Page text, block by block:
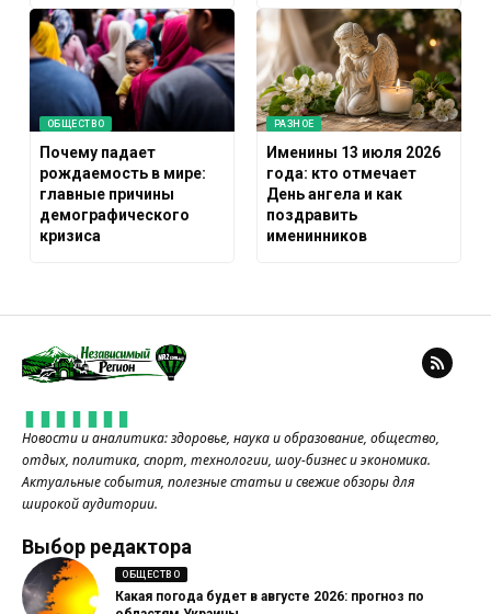
ОБЩЕСТВО
Почему падает
рождаемость в мире:
главные причины
демографического
кризиса
РАЗНОЕ
Именины 13 июля 2026
года: кто отмечает
День ангела и как
поздравить
именинников
Новости и аналитика: здоровье, наука и образование, общество,
отдых, политика, спорт, технологии, шоу-бизнес и экономика.
Актуальные события, полезные статьи и свежие обзоры для
широкой аудитории.
Выбор редактора
ОБЩЕСТВО
Какая погода будет в августе 2026: прогноз по